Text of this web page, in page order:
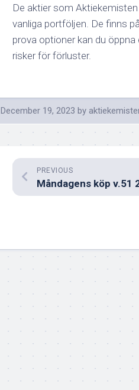
De aktier som
vanliga portföljen. De finns
prova optioner kan du öppna
risker för förluster.
December 19, 2023 by
PREVIOUS